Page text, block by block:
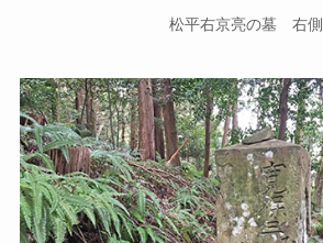
松平右京亮の墓 右側